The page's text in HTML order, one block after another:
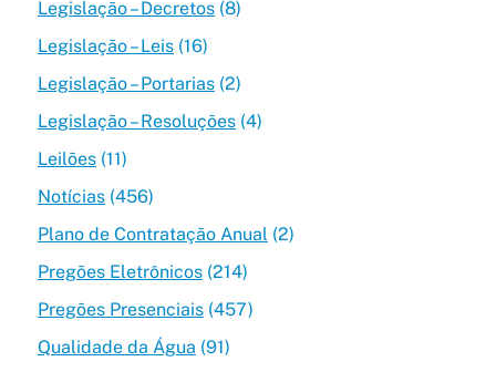
Legislação – Decretos(8)
Legislação – Leis(16)
Legislação – Portarias(2)
Legislação – Resoluções(4)
Leilões(11)
Notícias(456)
Plano de Contratação Anual (2)
Pregões Eletrônicos(214)
Pregões Presenciais(457)
Qualidade da Água (91)